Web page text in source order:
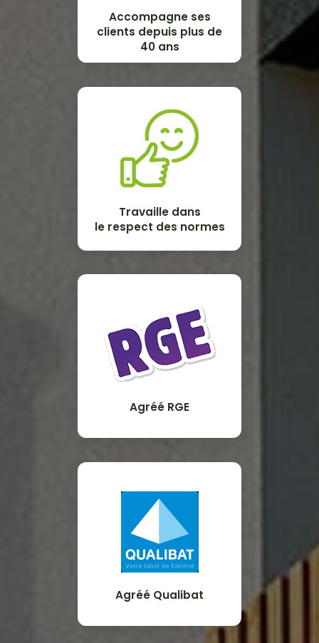
Accompagne ses
clients depuis plus de
40 ans
Travaille dans
le respect des normes
Agréé RGE
Agréé Qualibat